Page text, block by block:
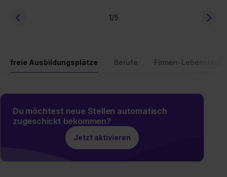
1/5
freie Ausbildungsplätze Berufe Firmen-Lebenslauf
Du möchtest neue Stellen automatisch
zugeschickt bekommen?
Jetzt aktivieren